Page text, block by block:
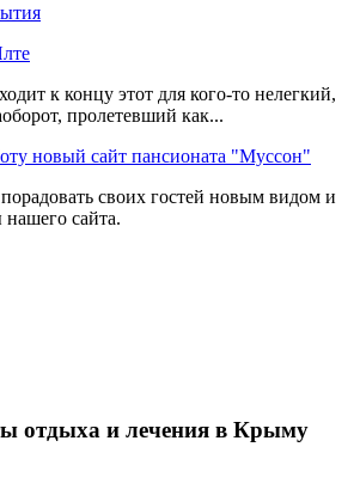
к концу этот для кого-то нелегкий,
пролетевший как...
новый сайт пансионата "Муссон"
своих гостей новым видом и
сайта.
отдыха и лечения в Крыму